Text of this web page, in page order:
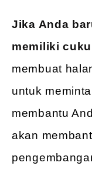
Jika Anda
memiliki
membuat
untuk
membantu
akan